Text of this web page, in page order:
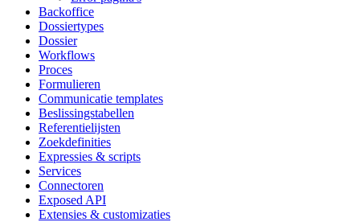
Backoffice
Dossiertypes
Dossier
Workflows
Proces
Formulieren
Communicatie templates
Beslissingstabellen
Referentielijsten
Zoekdefinities
Expressies & scripts
Services
Connectoren
Exposed API
Extensies & customizaties